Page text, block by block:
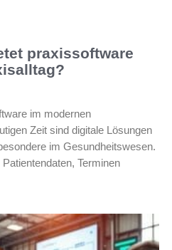
praxissoftware
im modernen
Zeit sind digitale Lösungen
im Gesundheitswesen.
Terminen